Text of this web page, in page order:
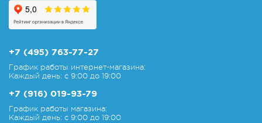
+7 (495) 763-77-27
График работы интернет-магазина:
Каждый день: с 9:00 до 19:00
+7 (916) 019-93-79
График работы магазина:
Каждый день: с 9:00 до 19:00